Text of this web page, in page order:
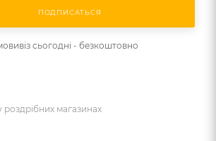
ПОДПИСАТЬСЯ
сьогодні - безкоштовно
роздрібних магазинах